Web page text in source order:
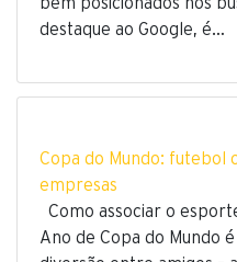
bem posicionados nos
destaque ao Google, é…
Copa do Mundo: futebol
empresas
Como associar o
Ano de Copa do Mundo